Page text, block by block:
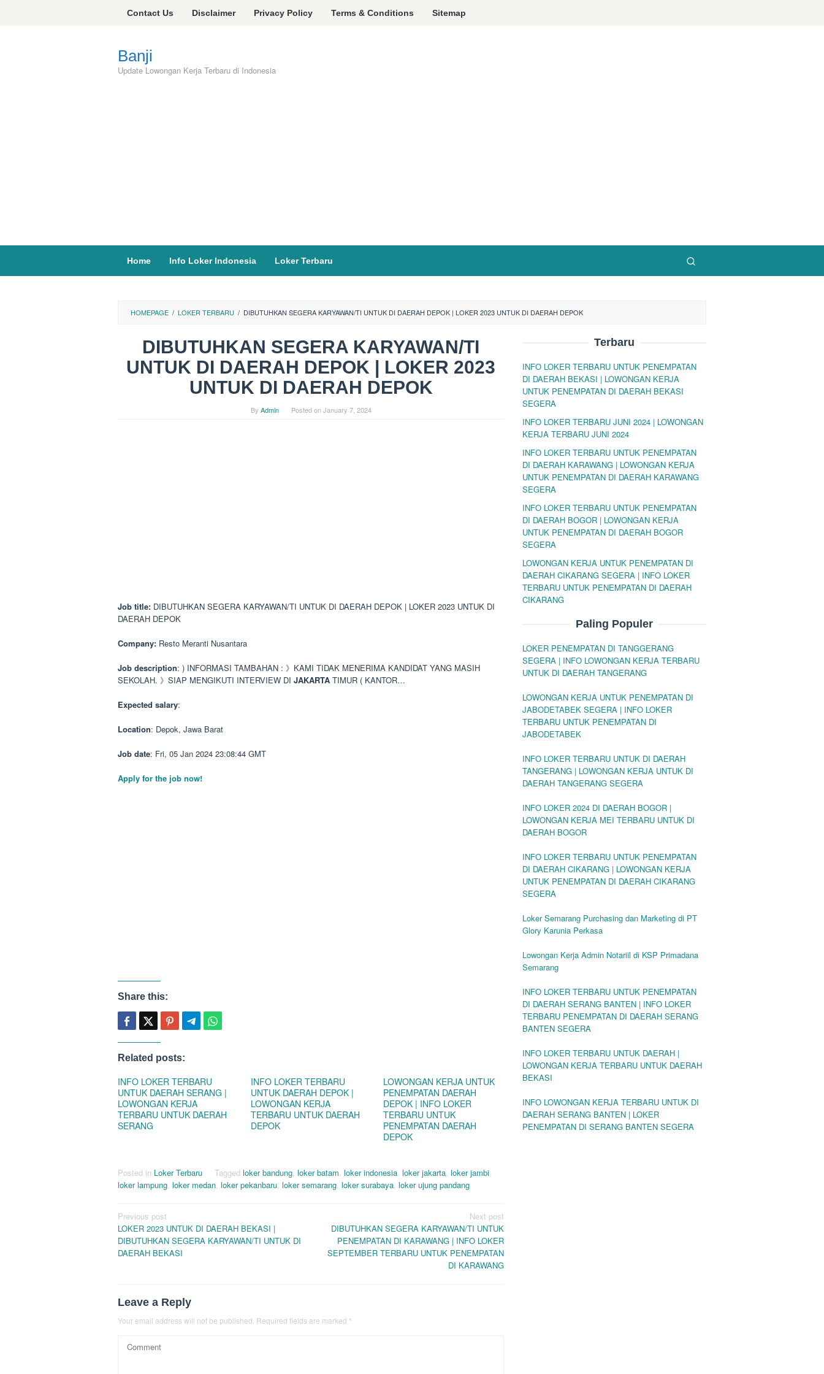
Contact Us Disclaimer Privacy Policy Terms & Conditions Sitemap
Banji
Update Lowongan Kerja Terbaru di Indonesia
Home Info Loker Indonesia Loker Terbaru
HOMEPAGE / LOKER TERBARU / DIBUTUHKAN SEGERA KARYAWAN/TI UNTUK DI DAERAH DEPOK | LOKER 2023 UNTUK DI DAERAH DEPOK
DIBUTUHKAN SEGERA KARYAWAN/TI
UNTUK DI DAERAH DEPOK | LOKER 2023
UNTUK DI DAERAH DEPOK
By Admin Posted onJanuary 7, 2024
Job title: DIBUTUHKAN SEGERA KARYAWAN/TI UNTUK DI DAERAH DEPOK | LOKER 2023 UNTUK DI
DAERAH DEPOK
Company: Resto Meranti Nusantara
Job description: ) INFORMASI TAMBAHAN : 》KAMI TIDAK MENERIMA KANDIDAT YANG MASIH
SEKOLAH. 》SIAP MENGIKUTI INTERVIEW DI JAKARTA TIMUR ( KANTOR…
Expected salary:
Location: Depok, Jawa Barat
Job date: Fri, 05 Jan 2024 23:08:44 GMT
Apply for the job now!
Share this:
Related posts:
INFO LOKER TERBARU
UNTUK DAERAH SERANG |
LOWONGAN KERJA
TERBARU UNTUK DAERAH
SERANG
INFO LOKER TERBARU
UNTUK DAERAH DEPOK |
LOWONGAN KERJA
TERBARU UNTUK DAERAH
DEPOK
LOWONGAN KERJA UNTUK
PENEMPATAN DAERAH
DEPOK | INFO LOKER
TERBARU UNTUK
PENEMPATAN DAERAH
DEPOK
Posted in Loker Terbaru Tagged loker bandung, loker batam, loker indonesia, loker jakarta, loker jambi,
loker lampung, loker medan, loker pekanbaru, loker semarang, loker surabaya, loker ujung pandang
Post
navigation
Previous post
LOKER 2023 UNTUK DI DAERAH BEKASI |
DIBUTUHKAN SEGERA KARYAWAN/TI UNTUK DI
DAERAH BEKASI
Next post
DIBUTUHKAN SEGERA KARYAWAN/TI UNTUK
PENEMPATAN DI KARAWANG | INFO LOKER
SEPTEMBER TERBARU UNTUK PENEMPATAN
DI KARAWANG
Leave a Reply
Your email address will not be published. Required fields are marked *
Terbaru
INFO LOKER TERBARU UNTUK PENEMPATAN
DI DAERAH BEKASI | LOWONGAN KERJA
UNTUK PENEMPATAN DI DAERAH BEKASI
SEGERA
INFO LOKER TERBARU JUNI 2024 | LOWONGAN
KERJA TERBARU JUNI 2024
INFO LOKER TERBARU UNTUK PENEMPATAN
DI DAERAH KARAWANG | LOWONGAN KERJA
UNTUK PENEMPATAN DI DAERAH KARAWANG
SEGERA
INFO LOKER TERBARU UNTUK PENEMPATAN
DI DAERAH BOGOR | LOWONGAN KERJA
UNTUK PENEMPATAN DI DAERAH BOGOR
SEGERA
LOWONGAN KERJA UNTUK PENEMPATAN DI
DAERAH CIKARANG SEGERA | INFO LOKER
TERBARU UNTUK PENEMPATAN DI DAERAH
CIKARANG
Paling Populer
LOKER PENEMPATAN DI TANGGERANG
SEGERA | INFO LOWONGAN KERJA TERBARU
UNTUK DI DAERAH TANGERANG
LOWONGAN KERJA UNTUK PENEMPATAN DI
JABODETABEK SEGERA | INFO LOKER
TERBARU UNTUK PENEMPATAN DI
JABODETABEK
INFO LOKER TERBARU UNTUK DI DAERAH
TANGERANG | LOWONGAN KERJA UNTUK DI
DAERAH TANGERANG SEGERA
INFO LOKER 2024 DI DAERAH BOGOR |
LOWONGAN KERJA MEI TERBARU UNTUK DI
DAERAH BOGOR
INFO LOKER TERBARU UNTUK PENEMPATAN
DI DAERAH CIKARANG | LOWONGAN KERJA
UNTUK PENEMPATAN DI DAERAH CIKARANG
SEGERA
Loker Semarang Purchasing dan Marketing di PT
Glory Karunia Perkasa
Lowongan Kerja Admin Notariil di KSP Primadana
Semarang
INFO LOKER TERBARU UNTUK PENEMPATAN
DI DAERAH SERANG BANTEN | INFO LOKER
TERBARU PENEMPATAN DI DAERAH SERANG
BANTEN SEGERA
INFO LOKER TERBARU UNTUK DAERAH |
LOWONGAN KERJA TERBARU UNTUK DAERAH
BEKASI
INFO LOWONGAN KERJA TERBARU UNTUK DI
DAERAH SERANG BANTEN | LOKER
PENEMPATAN DI SERANG BANTEN SEGERA